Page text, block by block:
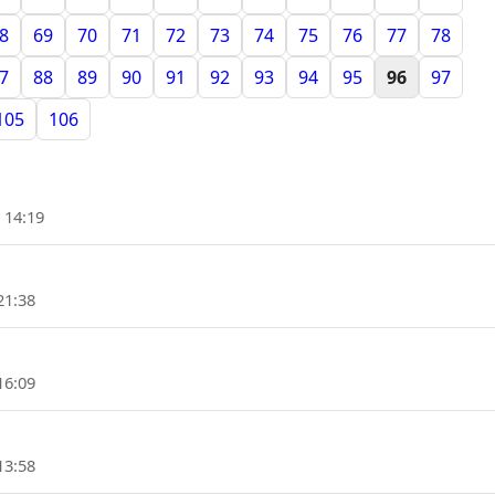
69 70 71 72 73 74 75 76 77
78
88 89 90 91 92 93 94 95 96
97
106